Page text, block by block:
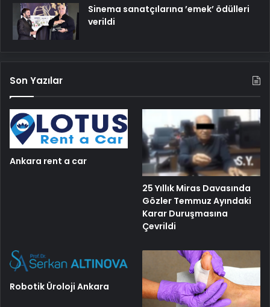
Sinema sanatçılarına ’emek’ ödülleri
verildi
Son Yazılar
Ankara rent a car
25 Yıllık Miras Davasında
Gözler Temmuz Ayındaki
Karar Duruşmasına
Çevrildi
Robotik Üroloji Ankara